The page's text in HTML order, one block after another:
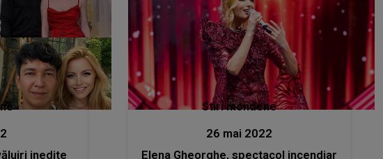
inedite
Stiri mondene
26 mai 2022
Elena Gheorghe, spectacol incendiar